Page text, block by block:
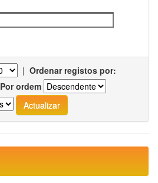
| Ordenar registos por:
Por ordem